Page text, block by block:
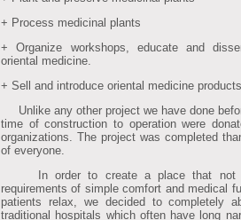
+ Process medicinal plants
+ Organize workshops, educate and
oriental medicine.
+ Sell and introduce oriental medicine
Unlike any other project we have done
time of construction to operation were
organizations. The project was completed
of everyone.
In order to create a place that not
requirements of simple comfort and medical
patients relax, we decided to completely
traditional hospitals which often have long